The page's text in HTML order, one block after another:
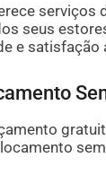
serviços
seus
e satisfação